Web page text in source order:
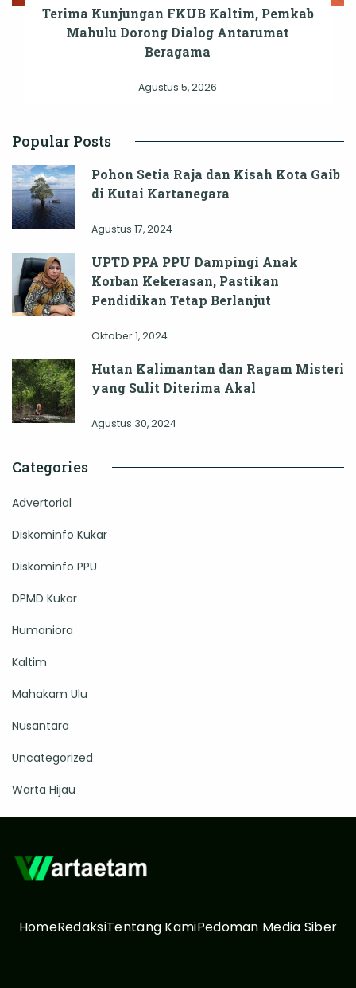
Terima Kunjungan FKUB Kaltim, Pemkab
Mahulu Dorong Dialog Antarumat
Beragama
Agustus 5, 2026
Popular Posts
Pohon Setia Raja dan Kisah Kota Gaib
di Kutai Kartanegara
Agustus 17, 2024
UPTD PPA PPU Dampingi Anak
Korban Kekerasan, Pastikan
Pendidikan Tetap Berlanjut
Oktober 1, 2024
Hutan Kalimantan dan Ragam Misteri
yang Sulit Diterima Akal
Agustus 30, 2024
Categories
Advertorial
Diskominfo Kukar
Diskominfo PPU
DPMD Kukar
Humaniora
Kaltim
Mahakam Ulu
Nusantara
Uncategorized
Warta Hijau
HomeRedaksiTentang KamiPedoman Media Siber